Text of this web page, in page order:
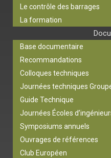
Le contrôle des barrages
La formation
Base documentaire
Recommandations
Colloques techniques
Journées techniques
Guide Technique
Journées Écoles
Symposiums annuels
Ouvrages de références
Club Européen